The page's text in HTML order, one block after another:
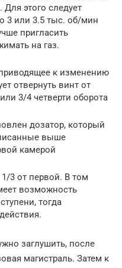
Для этого следует
3 или 3.5 тыс. об/мин
пригласить
на газ.
к изменению
отвернуть винт от
3/4 четверти оборота
дозатор, который
выше
камерой
3 от первой. В том
возможность
тогда
заглушить, после
магистраль. Затем к